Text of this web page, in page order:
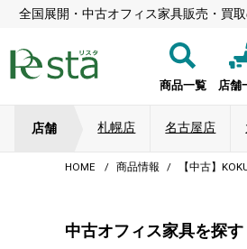
全国展開・中古オフィス家具販売・買
商品一覧 店舗
店舗 札幌店 名古屋店
HOME 商品情報 【中古】
中古オフィス家具を探す